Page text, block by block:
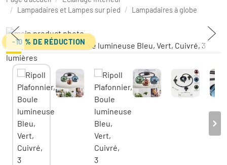
/ Lampadaires et Lampes sur pied / Lampadaires à globe
-10 % DE RÉDUCTION